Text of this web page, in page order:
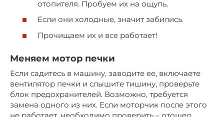
отопителя. Пробуем их на ощупь.
Если они холодные, значит забились.
Прочищаем их и все работает!
Меняем мотор печки
Если садитесь в машину, заводите ее, включаете
вентилятор печки и слышите тишину, проверьте
блок предохранителей. Возможно, требуется
замена одного из них. Если моторчик после этого
не работает, необходимо проверить – отошел